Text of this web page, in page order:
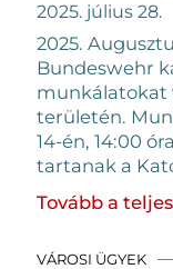
2025. július 28.
2025.
Bundeswehr
munkálatokat
területén.
14-én, 14:00
tartanak a
Tovább a
VÁROSI ÜGYEK